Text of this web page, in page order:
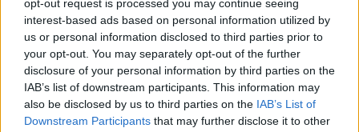
opt-out request is processed you may continue seeing
interest-based ads based on personal information utilized by
us or personal information disclosed to third parties prior to
your opt-out. You may separately opt-out of the further
disclosure of your personal information by third parties on the
IAB’s list of downstream participants. This information may
also be disclosed by us to third parties on the IAB’s List of
Downstream Participants that may further disclose it to other
alacağını düşünüyorum. Estetik bir gole daha imza atabilir.
İyi bir seçim olacaktır.
Yıldızlar Geçidi - PD 10 Milyonu Aşmış ve Gelecek
Performansı Merak Edilen 5 Yıldızın Analizi!
Süper Kupa dolayısıyla verilen
aranın sonuna geldik. Avrupa